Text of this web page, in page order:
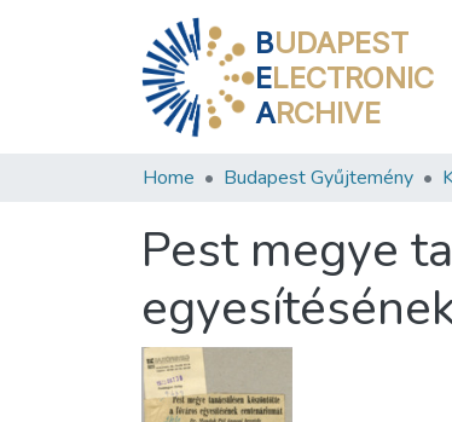
BUDAPEST
ELECTRONIC
ARCHIVE
Home Budapest Gyűjtemény
Pest megye